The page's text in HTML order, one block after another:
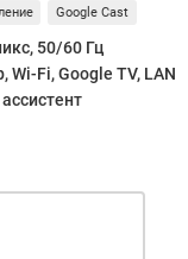
Google Cast
50/60 Гц
Wi-Fi, Google TV, LAN